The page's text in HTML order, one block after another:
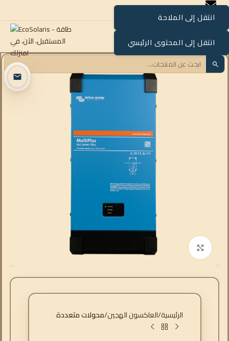
انتقل إلى الملاحة
انتقل إلى المحتوى الرئيسي
انقر للتكبير
الرئيسية العاكسون الهجين محولات متعددة